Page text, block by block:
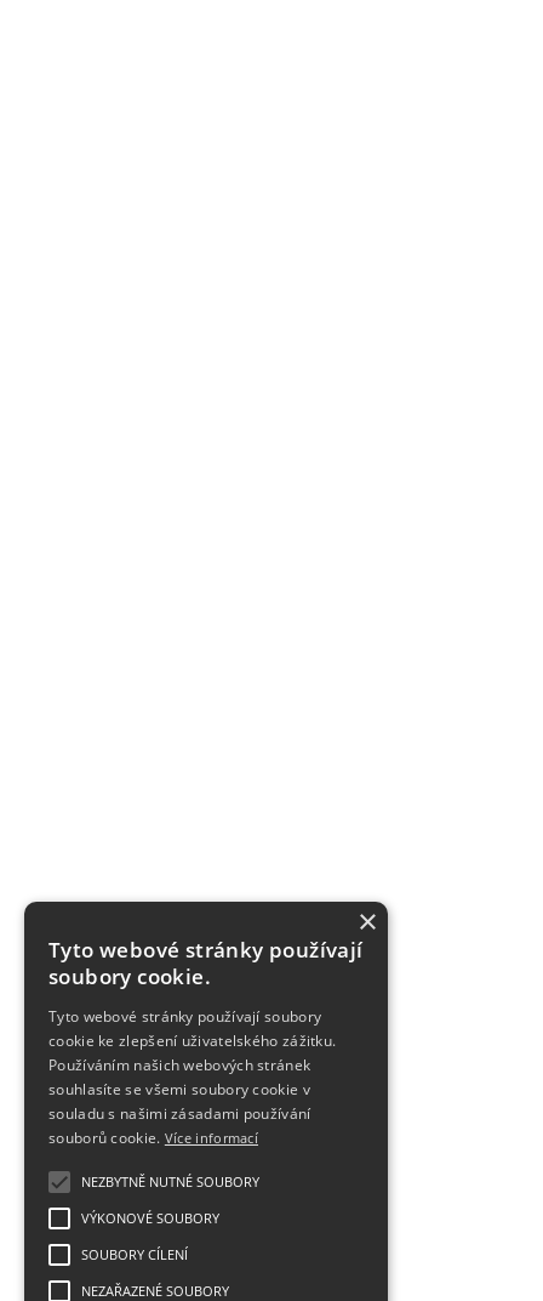
×
Tyto webové stránky používají
soubory cookie.
Tyto webové stránky používají soubory
cookie ke zlepšení uživatelského zážitku.
Používáním našich webových stránek
souhlasíte se všemi soubory cookie v
souladu s našimi zásadami používání
souborů cookie. Více informací
NEZBYTNĚ NUTNÉ SOUBORY
VÝKONOVÉ SOUBORY
SOUBORY CÍLENÍ
NEZAŘAZENÉ SOUBORY